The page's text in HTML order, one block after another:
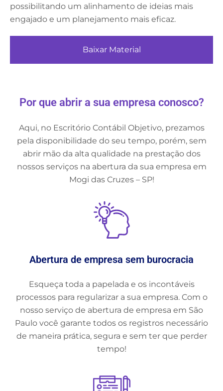
possibilitando um alinhamento de ideias mais
engajado e um planejamento mais eficaz.
Baixar Material
Por que abrir a sua empresa conosco?
Aqui, no Escritório Contábil Objetivo, prezamos
pela disponibilidade do seu tempo, porém, sem
abrir mão da alta qualidade na prestação dos
nossos serviços na abertura da sua empresa em
Mogi das Cruzes – SP!
Abertura de empresa sem burocracia
Esqueça toda a papelada e os incontáveis
processos para regularizar a sua empresa. Com o
nosso serviço de abertura de empresa em São
Paulo você garante todos os registros necessário
de maneira prática, segura e sem ter que perder
tempo!